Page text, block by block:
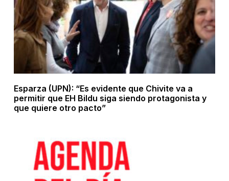
Esparza (UPN): “Es evidente que Chivite va a
permitir que EH Bildu siga siendo protagonista y
que quiere otro pacto”